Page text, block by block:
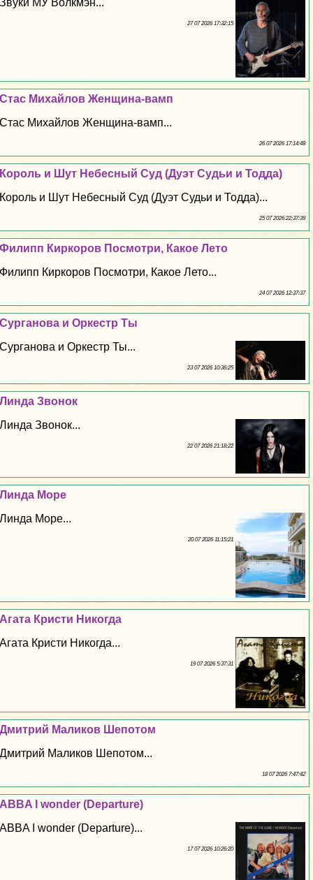
Звуки МУ Волкмэн...
27 07 2026 17:32:15
Стас Михайлов Женщина-вамп
Стас Михайлов Женщина-вамп...
26 07 2026 17:14:48
Король и Шут Небесный Суд (Дуэт Судьи и Тодда)
Король и Шут Небесный Суд (Дуэт Судьи и Тодда)...
25 07 2026 22:37:39
Филипп Киркоров Посмотри, Какое Лето
Филипп Киркоров Посмотри, Какое Лето...
24 07 2026 12:37:37
Сурганова и Оркестр Ты
Сурганова и Оркестр Ты...
23 07 2026 10:36:25
Линда Звонок
Линда Звонок...
22 07 2026 21:18:22
Линда Море
Линда Море...
20 07 2026 11:15:21
Агата Кристи Никогда
Агата Кристи Никогда...
19 07 2026 5:37:31
Дмитрий Маликов Шепотом
Дмитрий Маликов Шепотом...
18 07 2026 7:47:42
ABBA I wonder (Departure)
ABBA I wonder (Departure)...
17 07 2026 10:26:20